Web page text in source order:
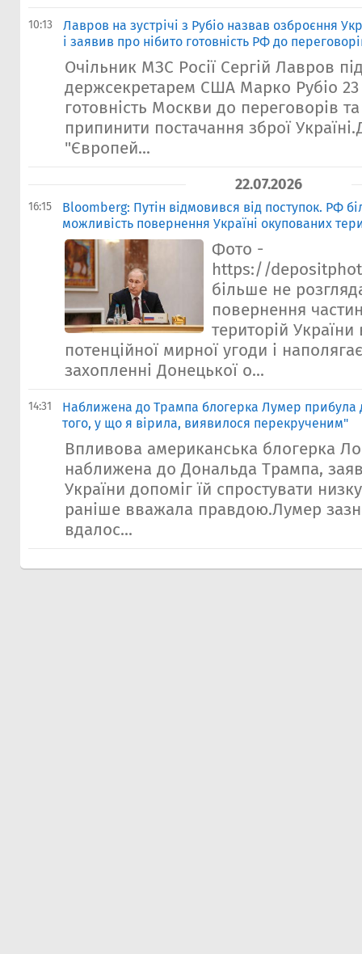
10:13
Лавров на зустрічі з Рубіо назвав озброєння
і заявив про нібито готовність РФ до
Очільник МЗС Росії Сергій Лавров під
держсекретарем США Марко Рубіо
готовність Москви до переговорів
припинити постачання зброї
"Європей...
22.07.2026
16:15
Bloomberg: Путін відмовився від поступок. РФ
можливість повернення Україні окупованих
Фото -
https://
більше не
повернення
територій
потенційної мирної угоди і
захопленні Донецької о...
14:31
Наближена до Трампа блогерка Лумер прибула
того, у що я вірила, виявилося перекрученим"
Впливова американська блогерка
наближена до Дональда Трампа,
України допоміг їй спростувати
раніше вважала правдою.Лумер
вдалос...